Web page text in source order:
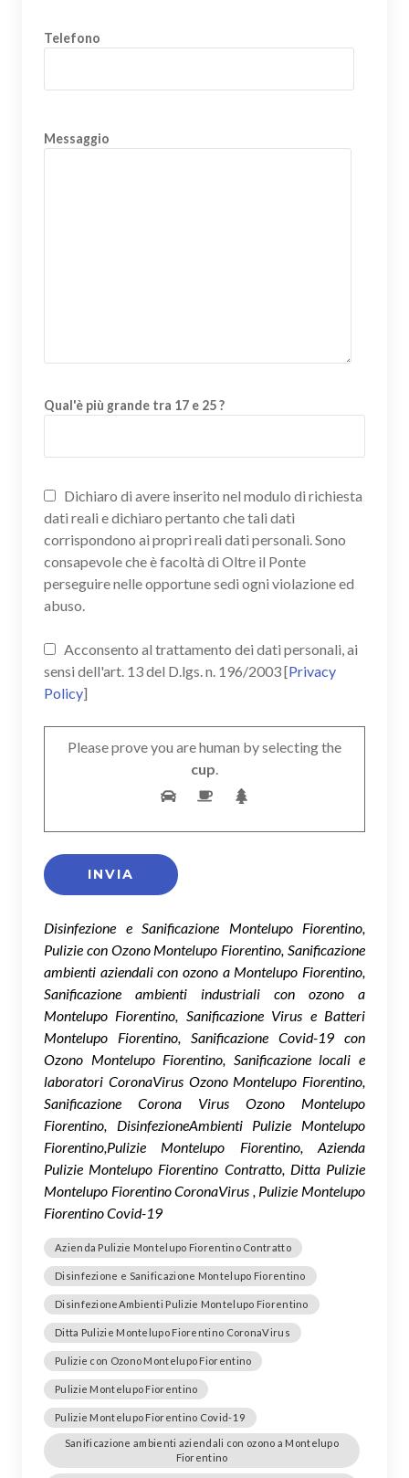
Telefono
Messaggio
Qual'è più grande tra 17 e 25 ?
Dichiaro di avere inserito nel modulo di richiesta
dati reali e dichiaro pertanto che tali dati
corrispondono ai propri reali dati personali. Sono
consapevole che è facoltà di Oltre il Ponte
perseguire nelle opportune sedi ogni violazione ed
abuso.
Acconsento al trattamento dei dati personali, ai
sensi dell'art. 13 del D.lgs. n. 196/2003 [Privacy
Policy]
Please prove you are human by selecting the
cup.
Disinfezione e Sanificazione Montelupo Fiorentino,
Pulizie con Ozono Montelupo Fiorentino, Sanificazione
ambienti aziendali con ozono a Montelupo Fiorentino,
Sanificazione ambienti industriali con ozono a
Montelupo Fiorentino, Sanificazione Virus e Batteri
Montelupo Fiorentino, Sanificazione Covid-19 con
Ozono Montelupo Fiorentino, Sanificazione locali e
laboratori CoronaVirus Ozono Montelupo Fiorentino,
Sanificazione Corona Virus Ozono Montelupo
Fiorentino, DisinfezioneAmbienti Pulizie Montelupo
Fiorentino,Pulizie Montelupo Fiorentino, Azienda
Pulizie Montelupo Fiorentino Contratto, Ditta Pulizie
Montelupo Fiorentino CoronaVirus , Pulizie Montelupo
Fiorentino Covid-19
Azienda Pulizie Montelupo Fiorentino Contratto
Disinfezione e Sanificazione Montelupo Fiorentino
DisinfezioneAmbienti Pulizie Montelupo Fiorentino
Ditta Pulizie Montelupo Fiorentino CoronaVirus
Pulizie con Ozono Montelupo Fiorentino
Pulizie Montelupo Fiorentino
Pulizie Montelupo Fiorentino Covid-19
Sanificazione ambienti aziendali con ozono a Montelupo
Fiorentino